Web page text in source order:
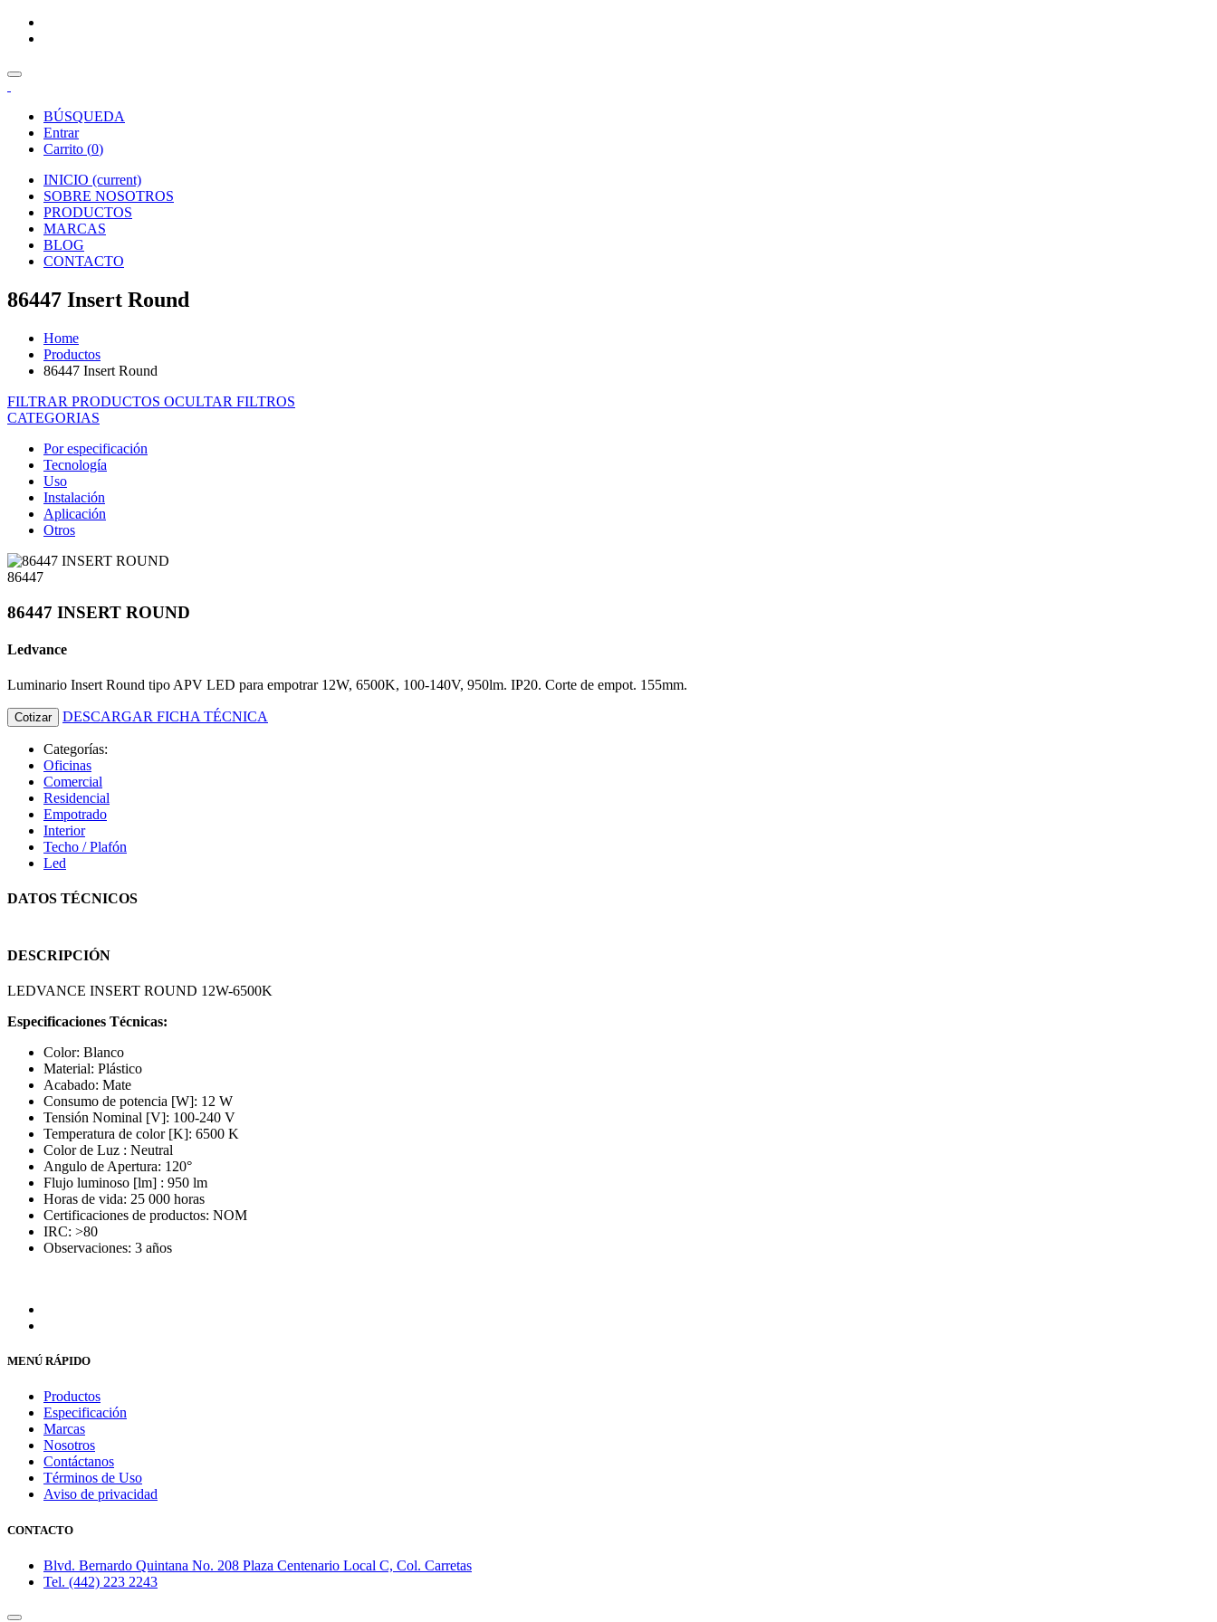
BÚSQUEDA
Entrar
Carrito (0)
INICIO (current)
SOBRE NOSOTROS
PRODUCTOS
MARCAS
BLOG
CONTACTO
86447 Insert Round
Home
Productos
86447 Insert Round
FILTRAR PRODUCTOS OCULTAR FILTROS
CATEGORIAS
Por especificación
Tecnología
Uso
Instalación
Aplicación
Otros
86447
86447 INSERT ROUND
Ledvance
Luminario Insert Round tipo APV LED para empotrar 12W, 6500K, 100-140V, 950lm. IP20. Corte de empot. 155mm.
Cotizar DESCARGAR FICHA TÉCNICA
Categorías:
Oficinas
Comercial
Residencial
Empotrado
Interior
Techo / Plafón
Led
DATOS TÉCNICOS
DESCRIPCIÓN
LEDVANCE INSERT ROUND 12W-6500K
Especificaciones Técnicas:
Color: Blanco
Material: Plástico
Acabado: Mate
Consumo de potencia [W]: 12 W
Tensión Nominal [V]: 100-240 V
Temperatura de color [K]: 6500 K
Color de Luz : Neutral
Angulo de Apertura: 120°
Flujo luminoso [lm] : 950 lm
Horas de vida: 25 000 horas
Certificaciones de productos: NOM
IRC: >80
Observaciones: 3 años
MENÚ RÁPIDO
Productos
Especificación
Marcas
Nosotros
Contáctanos
Términos de Uso
Aviso de privacidad
CONTACTO
Blvd. Bernardo Quintana No. 208 Plaza Centenario Local C, Col. Carretas
Tel. (442) 223 2243